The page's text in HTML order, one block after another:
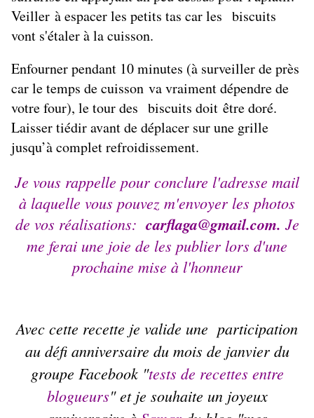
Veiller à espacer les petits tas car les biscuits
vont s'étaler à la cuisson.
Enfourner pendant 10 minutes (à surveiller de près
car le temps de cuisson va vraiment dépendre de
votre four), le tour des biscuits doit être doré.
Laisser tiédir avant de déplacer sur une grille
jusqu’à complet refroidissement.
Je vous rappelle pour conclure l'adresse mail
à laquelle vous pouvez m'envoyer les photos
de vos réalisations: carflaga@gmail.com. Je
me ferai une joie de les publier lors d'une
prochaine mise à l'honneur
Avec cette recette je valide une participation
au défi anniversaire du mois de janvier du
groupe Facebook "tests de recettes entre
blogueurs" et je souhaite un joyeux